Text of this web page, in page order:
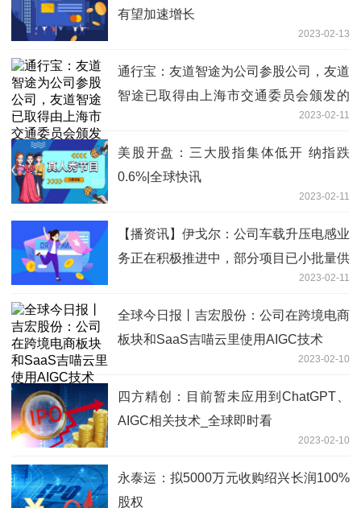
有望加速增长
2023-02-13
通行宝：友道智途为公司参股公司，友道
智途已取得由上海市交通委员会颁发的
《智能网联汽车示范运营通知书》2023-02-11
美股开盘：三大股指集体低开 纳指跌
0.6%|全球快讯
2023-02-11
【播资讯】伊戈尔：公司车载升压电感业
务正在积极推进中，部分项目已小批量供
货，还有多个项目正在拓展过程中2023-02-11
全球今日报丨吉宏股份：公司在跨境电商
板块和SaaS吉喵云里使用AIGC技术
2023-02-10
四方精创：目前暂未应用到ChatGPT、
AIGC相关技术_全球即时看
2023-02-10
永泰运：拟5000万元收购绍兴长润100%
股权